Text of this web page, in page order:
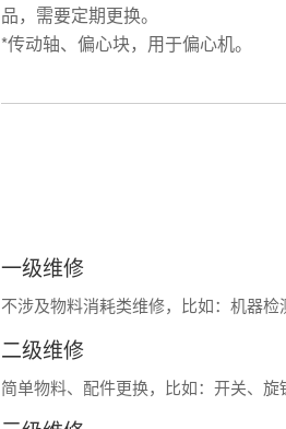
品，需要定期更换。
*传动轴、偏心块，用于偏心机。
一级维修
不涉及物料消耗类维修，比如：机器检
二级维修
简单物料、配件更换，比如：开关、旋